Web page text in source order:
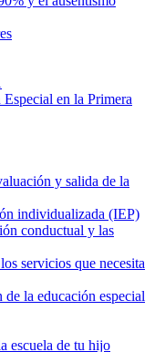
en la Primera
y salida de la
individualizada (IEP)
conductual y las
servicios que necesita
la educación especial
escuela de tu hijo